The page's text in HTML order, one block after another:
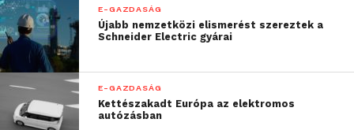
hagyományos videós
formátumokhoz képest is
előnye, hogy nem
agresszív, azaz a
megtekintés a fogyasztó
E-GAZDASÁG
Újabb nemzetközi elismerést szereztek a
Schneider Electric gyárai
E-GAZDASÁG
Kettészakadt Európa az elektromos
autózásban